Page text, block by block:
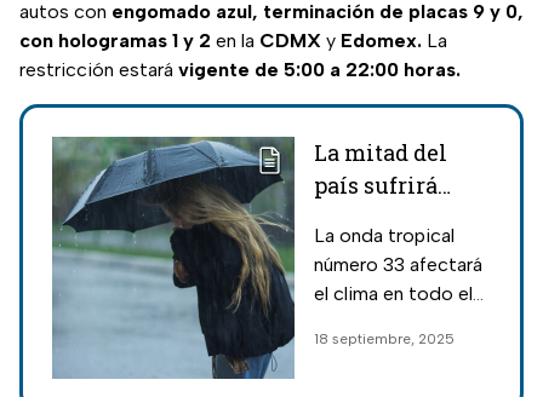
autos con engomado azul, terminación de placas 9 y 0,
con hologramas 1 y 2 en la CDMX y Edomex. La
restricción estará vigente de 5:00 a 22:00 horas.
La mitad del
país sufrirá
este viernes 19
de septiembre y
varios estados
La onda tropical
número 33 afectará
el clima en todo el
hasta 150 mm que
18 septiembre, 2025